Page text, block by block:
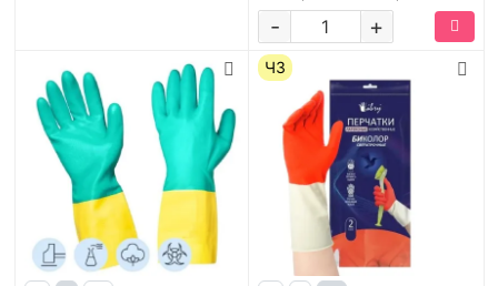
+
-
ЧЗ